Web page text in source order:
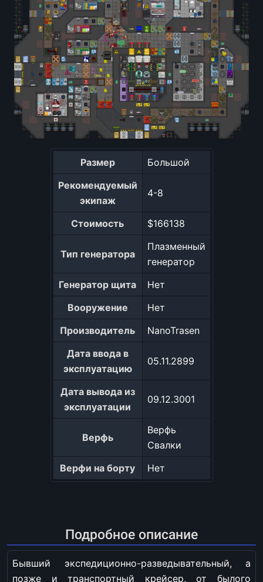
Размер
Большой
Рекомендуемый
экипаж
4-8
Стоимость $166138
Тип генератора
Плазменный
генератор
Генератор щита
Нет
Вооружение
Нет
Производитель
NanoTrasen
Дата ввода в
эксплуатацию
05.11.2899
Дата вывода из
эксплуатации
09.12.3001
Верфь
Верфь
Свалки
Верфи на борту
Нет
Подробное описание
Бывший экспедиционно-разведывательный, а
позже и транспортный крейсер, от былого